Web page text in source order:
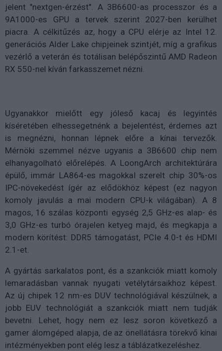
jelent "nextgen-érzést". A 3B6600-as processzor és a
9A1000-es GPU a tervek szerint 2027-ben kerülhet
piacra. A célkitűzés az, hogy a CPU elérje az Intel 12.
generációs Alder Lake chipjeinek szintjét, míg a grafikus
vezérlő a veterán és totálisan belépőszintű AMD Radeon
RX 550-nel kíván farkasszemet nézni.
Ugyanakkor mielőtt egy jóleső kacaj és legyintés
kíséretében elhessegetnénk a bejelentést, érdemes azt
is megnézni, honnan lépnek előre a kínai tervezők.
Mérnöki szemmel nézve ugyanis a 3B6600 chip nem
elhanyagolható előrelépés. A LoongArch architektúrára
épülő, immár LA864-es magokkal szerelt chip 30%-os
IPC-növekedést ígér az elődökhöz képest (ez nagyon
komoly javulás a mai modern CPU-k világában). A 8
magos, 16 szálas központi egység 2,5 GHz-es alap- és
3,0 GHz-es turbó órajelen ketyeg majd, és megkapja a
modern körítést: DDR5 támogatást, PCIe 4.0-t és HDMI
2.1-et.
A gyártás sarkalatos pont, és a szankciók miatt komoly
lemaradásban vannak nyugati vetélytársaikhoz képest.
Az új chipek 12 nm-es DUV technológiával készülnek, a
jobb EUV technológiát a szankciók miatt nem tudják
bevetni. Lehet, hogy nem ez lesz soron következő a
gamer álomgéped alapja, de az önellátásra törekvő kínai
intézményekben pont elég lesz a táblázatkezeléshez.